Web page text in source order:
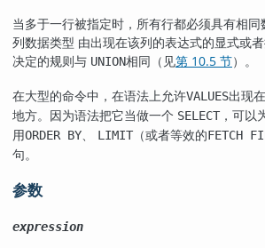
当多于一行被指定时，所有行都必须具有相
列数据类型 由出现在该列的表达式的显式或
决定的规则与 UNION相同（见第 10.5 节）。
在大型的命令中，在语法上允许VALUES出现在
地方。因为语法把它当做一个 SELECT ，可以
用ORDER BY、 LIMIT （或者等效的FETCH
句。
参数
expression